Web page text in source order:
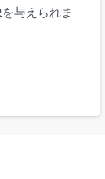
を与えられま